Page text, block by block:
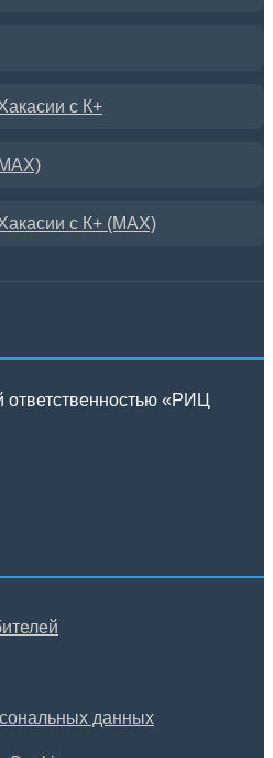
с К+
с К+ (MAX)
«РИЦ
данных